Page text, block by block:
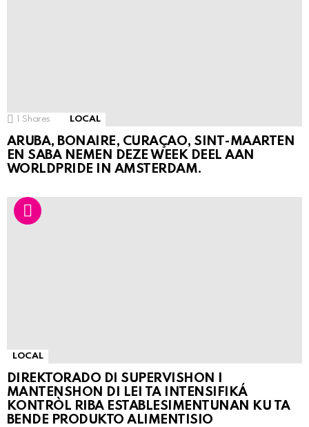
1 Shares LOCAL
ARUBA, BONAIRE, CURAÇAO, SINT-MAARTEN
EN SABA NEMEN DEZE WEEK DEEL AAN
WORLDPRIDE IN AMSTERDAM.
LOCAL
DIREKTORADO DI SUPERVISHON I
MANTENSHON DI LEI TA INTENSIFIKÁ
KONTRÒL RIBA ESTABLESIMENTUNAN KU TA
BENDE PRODUKTO ALIMENTISIO